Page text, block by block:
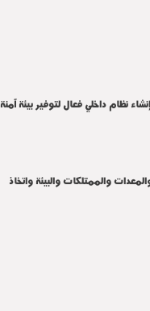
نظام داخلي فعال لتوفير بيئة آمنة
والممتلكات والبيئة واتخاذ